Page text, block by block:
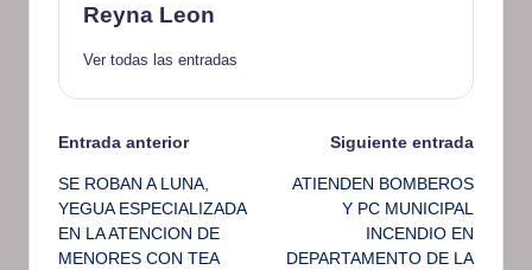
Reyna Leon
Ver todas las entradas
Navegación
de
entradas
Entrada anterior
SE ROBAN A LUNA,
YEGUA ESPECIALIZADA
EN LA ATENCION DE
MENORES CON TEA
Siguiente entrada
ATIENDEN BOMBEROS
Y PC MUNICIPAL
INCENDIO EN
DEPARTAMENTO DE LA